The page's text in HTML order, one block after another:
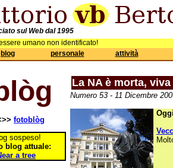
sul Web dal 1995
umano non identificato!
blog personale attività
fotoblòg
sospeso!
blog attuale:
a tree
La NA è morta,
Numero 53 - 11 Dicembre